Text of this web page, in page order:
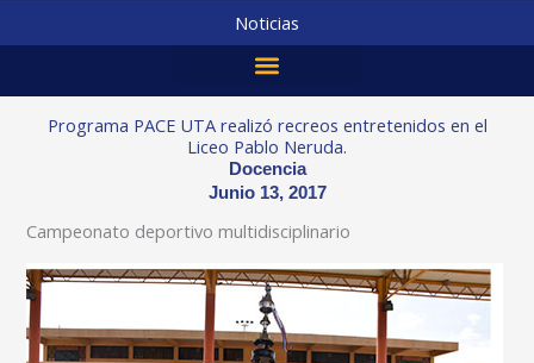
Noticias
Programa PACE UTA realizó recreos entretenidos en el
Liceo Pablo Neruda.
Docencia
Junio 13, 2017
Campeonato deportivo multidisciplinario